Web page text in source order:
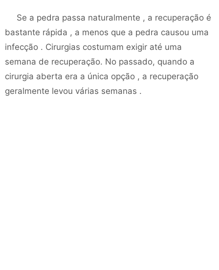
Se a pedra passa naturalmente , a recuperação é
bastante rápida , a menos que a pedra causou uma
infecção . Cirurgias costumam exigir até uma
semana de recuperação. No passado, quando a
cirurgia aberta era a única opção , a recuperação
geralmente levou várias semanas .